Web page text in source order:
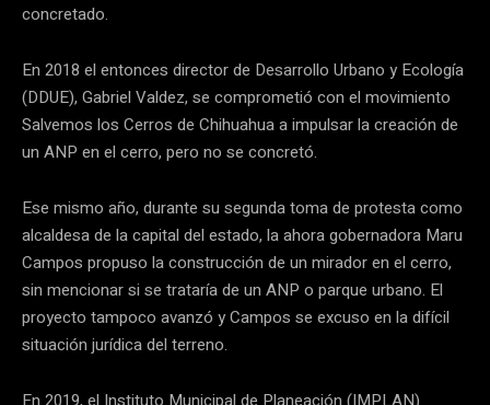
concretado.
En 2018 el entonces director de Desarrollo Urbano y Ecología
(DDUE), Gabriel Valdez, se comprometió con el movimiento
Salvemos los Cerros de Chihuahua a impulsar la creación de
un ANP en el cerro, pero no se concretó.
Ese mismo año, durante su segunda toma de protesta como
alcaldesa de la capital del estado, la ahora gobernadora Maru
Campos propuso la construcción de un mirador en el cerro,
sin mencionar si se trataría de un ANP o parque urbano. El
proyecto tampoco avanzó y Campos se excuso en la difícil
situación jurídica del terreno.